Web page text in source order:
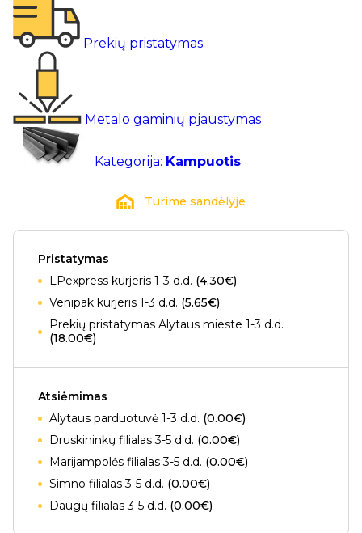
Prekių pristatymas
Metalo gaminių pjaustymas
Kategorija: Kampuotis
Turime sandėlyje
Pristatymas
LPexpress kurjeris 1-3 d.d. (4.30€)
Venipak kurjeris 1-3 d.d. (5.65€)
Prekių pristatymas Alytaus mieste 1-3 d.d.
(18.00€)
Atsiėmimas
Alytaus parduotuvė 1-3 d.d. (0.00€)
Druskininkų filialas 3-5 d.d. (0.00€)
Marijampolės filialas 3-5 d.d. (0.00€)
Simno filialas 3-5 d.d. (0.00€)
Daugų filialas 3-5 d.d. (0.00€)